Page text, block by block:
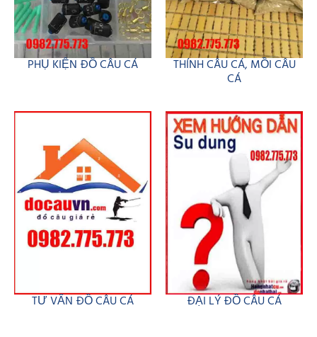
PHỤ KIỆN ĐỒ CÂU CÁ THÍNH CÂU CÁ, MỒI CÂU
CÁ
TƯ VẤN ĐỒ CÂU CÁ ĐẠI LÝ ĐỒ CÂU CÁ